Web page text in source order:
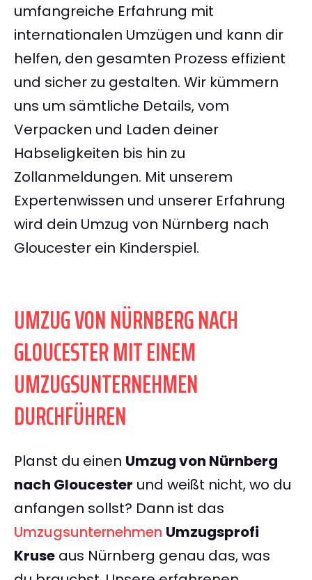
umfangreiche Erfahrung mit
internationalen Umzügen und kann dir
helfen, den gesamten Prozess effizient
und sicher zu gestalten. Wir kümmern
uns um sämtliche Details, vom
Verpacken und Laden deiner
Habseligkeiten bis hin zu
Zollanmeldungen. Mit unserem
Expertenwissen und unserer Erfahrung
wird dein Umzug von Nürnberg nach
Gloucester ein Kinderspiel.
UMZUG VON NÜRNBERG NACH
GLOUCESTER MIT EINEM
UMZUGSUNTERNEHMEN
DURCHFÜHREN
Planst du einen Umzug von Nürnberg
nach Gloucester und weißt nicht, wo du
anfangen sollst? Dann ist das
Umzugsunternehmen Umzugsprofi
Kruse aus Nürnberg genau das, was